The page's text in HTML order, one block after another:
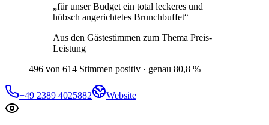
„für unser Budget ein total leckeres und
hübsch angerichtetes Brunchbuffet“
Aus den Gästestimmen zum Thema Preis-
Leistung
496 von 614 Stimmen positiv · genau 80,8 %
+49 2389 4025882 Website